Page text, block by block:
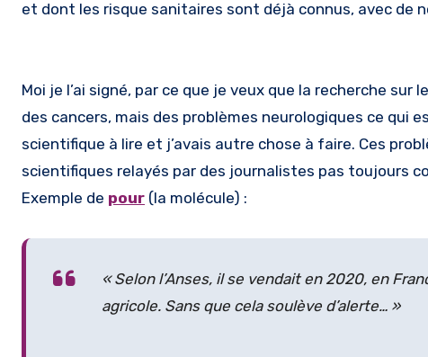
et dont les risque sanitaires sont déjà connus, avec de
Moi je l’ai signé, par ce que je veux que la recherche
des cancers, mais des problèmes neurologiques ce
scientifique à lire et j’avais autre chose à faire. Ces
scientifiques relayés par des journalistes pas toujours
Exemple de pour (la molécule) :
« Selon l’Anses, il se vendait en 2020, en
agricole. Sans que cela soulève d’alerte… »